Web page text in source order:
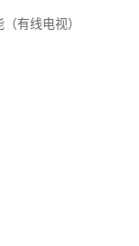
有线电视）